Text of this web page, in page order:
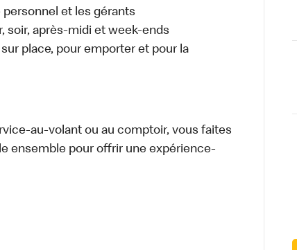
et les gérants
soir, après-midi et week-ends
place, pour emporter et pour la
au-volant ou au comptoir, vous faites
ensemble pour offrir une expérience-